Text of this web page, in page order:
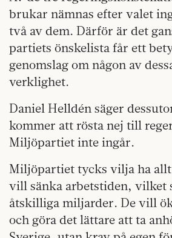
brukar nämnas efter valet
två av dem. Därför är det
partiets önskelista får ett
genomslag om någon av
verklighet.
Daniel Helldén säger
kommer att rösta nej till
Miljöpartiet inte ingår.
Miljöpartiet tycks vilja ha allt
vill sänka arbetstiden, vilket
åtskilliga miljarder. De vill
och göra det lättare att ta